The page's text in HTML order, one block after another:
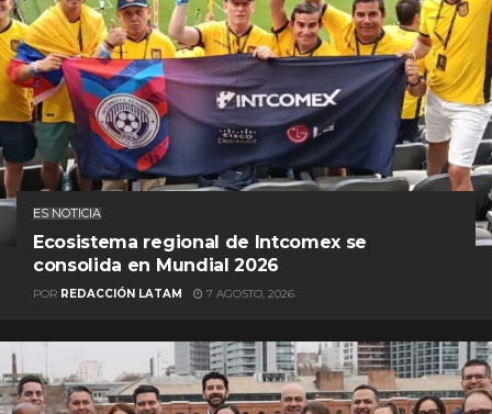
ES NOTICIA
Ecosistema regional de Intcomex se
consolida en Mundial 2026
POR REDACCIÓN LATAM 7 AGOSTO, 2026